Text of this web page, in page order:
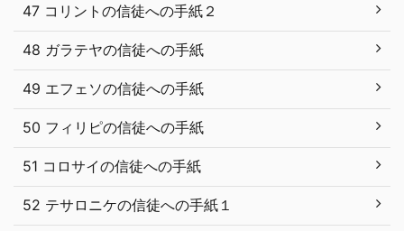
47 コリントの信徒への手紙２
48 ガラテヤの信徒への手紙
49 エフェソの信徒への手紙
50 フィリピの信徒への手紙
51 コロサイの信徒への手紙
52 テサロニケの信徒への手紙１